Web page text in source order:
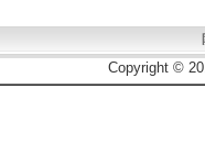
Copyright ©